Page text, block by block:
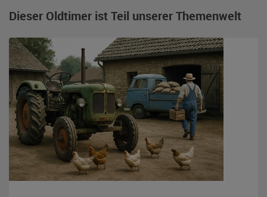
Dieser Oldtimer ist Teil unserer Themenwelt